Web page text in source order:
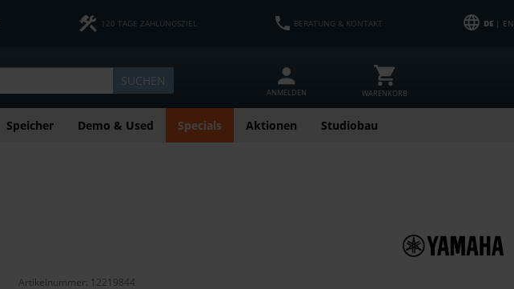
120 TAGE ZAHLUNGSZIEL BERATUNG & KONTAKT DE| EN
SUCHEN
ANMELDEN WARENKORB
Speicher Demo & Used Specials Aktionen Studiobau
Artikelnummer: 12219844